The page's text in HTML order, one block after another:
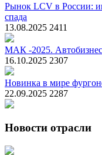
Рынок LCV в России:
спада
13.08.2025 2411
МАК -2025. Автобизнес
16.10.2025 2307
Новинка в мире
22.09.2025 2287
Новости отрасли